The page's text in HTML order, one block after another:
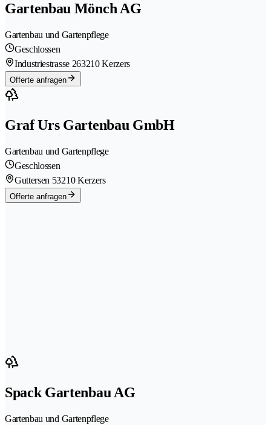
Gartenbau Mönch AG
Gartenbau und Gartenpflege
Geschlossen
Industriestrasse 263210 Kerzers
Offerte anfragen
Graf Urs Gartenbau GmbH
Gartenbau und Gartenpflege
Geschlossen
Guttersen 53210 Kerzers
Offerte anfragen
Spack Gartenbau AG
Gartenbau und Gartenpflege